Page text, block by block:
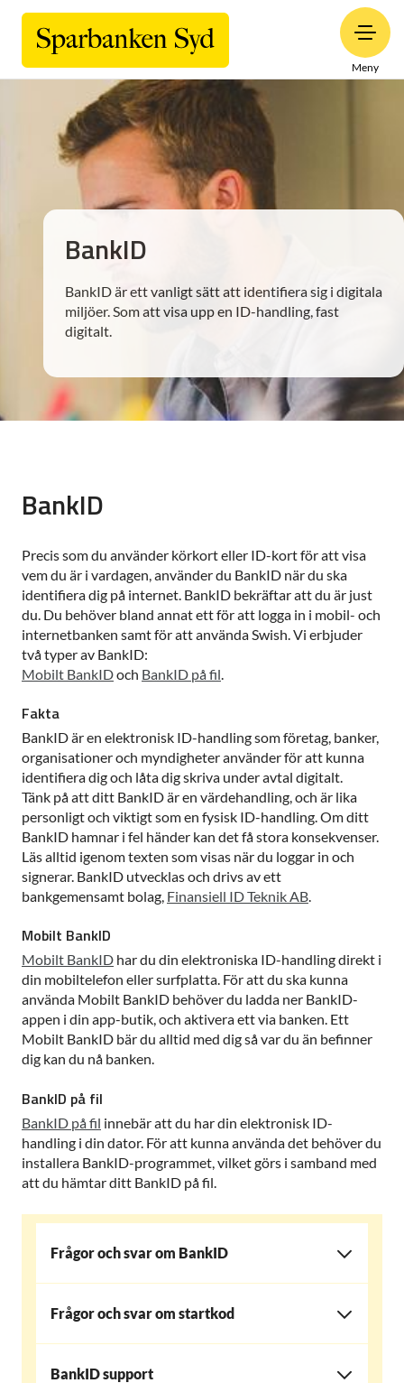
Meny
BankID
BankID är ett vanligt sätt att identifiera sig i digitala
miljöer. Som att visa upp en ID-handling, fast
digitalt.
BankID
Precis som du använder körkort eller ID-kort för att visa
vem du är i vardagen, använder du BankID när du ska
identifiera dig på internet. BankID bekräftar att du är just
du. Du behöver bland annat ett för att logga in i mobil- och
internetbanken samt för att använda Swish. Vi erbjuder
två typer av BankID:
Mobilt BankIDoch BankID på fil
Fakta
BankID är en elektronisk ID-handling som företag, banker,
organisationer och myndigheter använder för att kunna
identifiera dig och låta dig skriva under avtal digitalt.
Tänk på att ditt BankID är en värdehandling, och är lika
personligt och viktigt som en fysisk ID-handling. Om ditt
BankID hamnar i fel händer kan det få stora konsekvenser.
Läs alltid igenom texten som visas när du loggar in och
signerar. BankID utvecklas och drivs av ett
bankgemensamt bolag, Finansiell ID Teknik AB.
Mobilt BankID
Mobilt BankID har du din elektroniska ID-handling direkt i
din mobiltelefon eller surfplatta. För att du ska kunna
använda Mobilt BankID behöver du ladda ner BankID-
appen i din app-butik, och aktivera ett via banken. Ett
Mobilt BankID bär du alltid med dig så var du än befinner
dig kan du nå banken.
BankID på fil
BankID på fil innebär att du har din elektronisk ID-
handling i din dator. För att kunna använda det behöver du
installera BankID-programmet, vilket görs i samband med
att du hämtar ditt BankID på fil.
Frågor och svar om BankID
Frågor och svar om startkod
BankID support